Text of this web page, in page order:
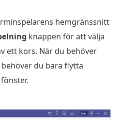
hemgränssnitt
knappen för att välja
ett kors. När du behöver
du bara flytta